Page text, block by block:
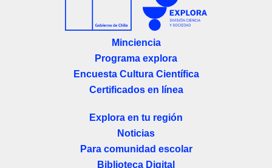
Minciencia
Programa explora
Encuesta Cultura Científica
Certificados en línea
Explora en tu región
Noticias
Para comunidad escolar
Biblioteca Digital